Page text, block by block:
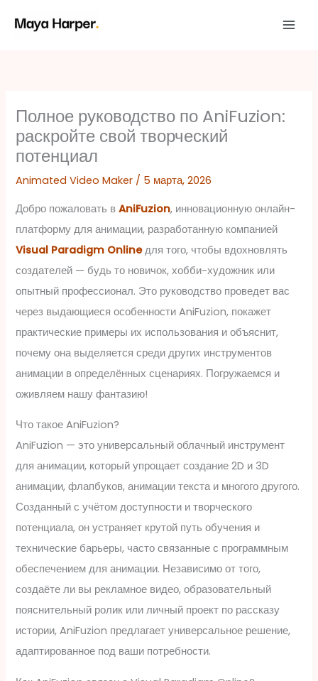
Полное руководство по AniFuzion:
раскройте свой творческий
потенциал
Animated Video Maker / 5 марта, 2026
Добро пожаловать вAniFuzion, инновационную онлайн-
платформу для анимации, разработанную компанией
Visual Paradigm Onlineдля того, чтобы вдохновлять
создателей — будь то новичок, хобби-художник или
опытный профессионал. Это руководство проведет вас
через выдающиеся особенности AniFuzion, покажет
практические примеры их использования и объяснит,
почему она выделяется среди других инструментов
анимации в определённых сценариях. Погружаемся и
оживляем нашу фантазию!
Что такое AniFuzion?
AniFuzion — это универсальный облачный инструмент
для анимации, который упрощает создание 2D и 3D
анимации, флапбуков, анимации текста и многого другого.
Созданный с учётом доступности и творческого
потенциала, он устраняет крутой путь обучения и
технические барьеры, часто связанные с программным
обеспечением для анимации. Независимо от того,
создаёте ли вы рекламное видео, образовательный
пояснительный ролик или личный проект по рассказу
истории, AniFuzion предлагает универсальное решение,
адаптированное под ваши потребности.